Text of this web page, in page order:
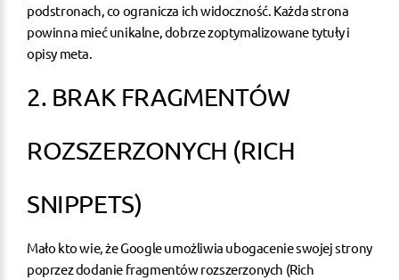
podstronach, co ogranicza ich widoczność. Każda strona
powinna mieć unikalne, dobrze zoptymalizowane tytuły i
opisy meta.
2. BRAK FRAGMENTÓW
ROZSZERZONYCH (RICH
SNIPPETS)
Mało kto wie, że Google umożliwia ubogacenie swojej strony
poprzezdodanie fragmentów rozszerzonych (Rich